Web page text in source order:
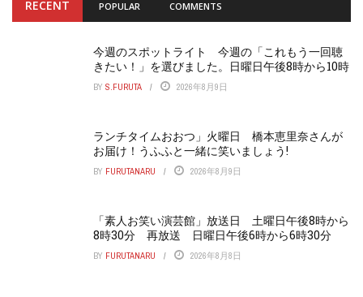
RECENT POPULAR COMMENTS
今週のスポットライト 今週の「これもう一回聴
きたい！」を選びました。日曜日午後8時から10時
BY S.FURUTA 2026年8月9日
ランチタイムおおつ」火曜日 橋本恵里奈さんが
お届け！うふふと一緒に笑いましょう!
BY FURUTANARU 2026年8月9日
「素人お笑い演芸館」放送日 土曜日午後8時から
8時30分 再放送 日曜日午後6時から6時30分
BY FURUTANARU 2026年8月8日